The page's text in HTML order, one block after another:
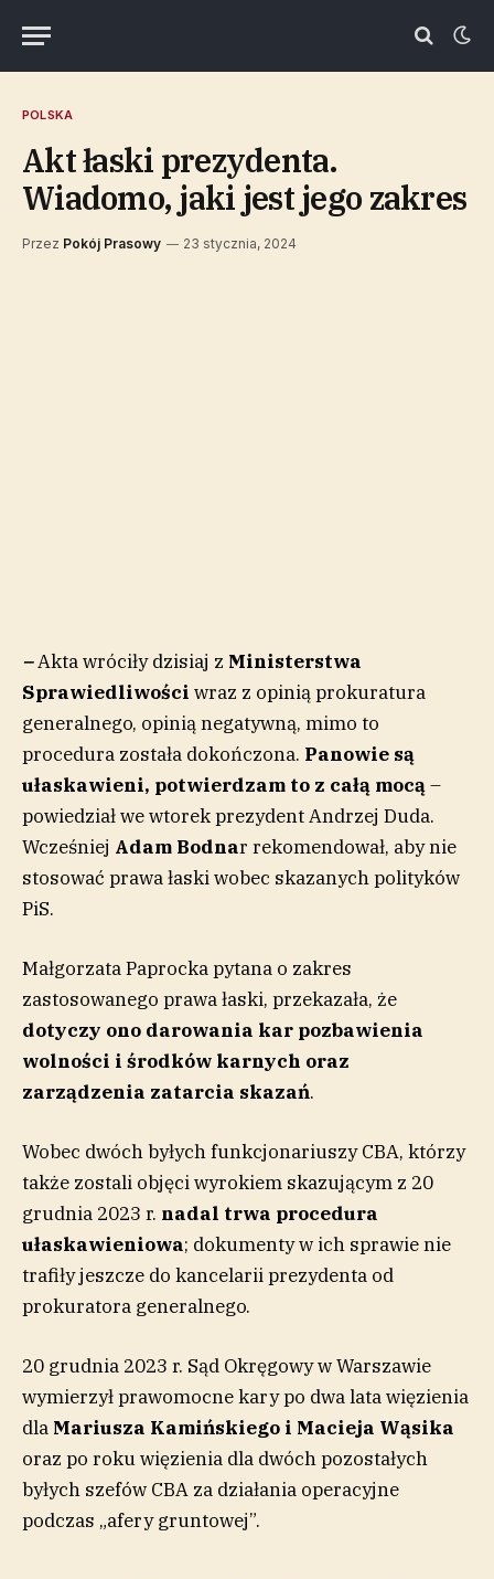
POLSKA
Akt łaski prezydenta.
Wiadomo, jaki jest jego zakres
Przez Pokój Prasowy 23 stycznia, 2024
–Akta wróciły dzisiaj z Ministerstwa
Sprawiedliwości wraz z opinią prokuratura
generalnego, opinią negatywną, mimo to
procedura została dokończona. Panowie są
ułaskawieni, potwierdzam to z całą mocą–
powiedział we wtorek prezydent Andrzej Duda.
Wcześniej Adam Bodnar rekomendował, aby nie
stosować prawa łaski wobec skazanych polityków
PiS.
Małgorzata Paprocka pytana o zakres
zastosowanego prawa łaski, przekazała, że
dotyczy ono darowania kar pozbawienia
wolności i środków karnych oraz
zarządzenia zatarcia skazań.
Wobec dwóch byłych funkcjonariuszy CBA, którzy
także zostali objęci wyrokiem skazującym z 20
grudnia 2023 r. nadal trwa procedura
ułaskawieniowa; dokumenty w ich sprawie nie
trafiły jeszcze do kancelarii prezydenta od
prokuratora generalnego.
20 grudnia 2023 r. Sąd Okręgowy w Warszawie
wymierzył prawomocne kary po dwa lata więzienia
dla Mariusza Kamińskiego i Macieja Wąsika
oraz po roku więzienia dla dwóch pozostałych
byłych szefów CBA za działania operacyjne
podczas „afery gruntowej”.